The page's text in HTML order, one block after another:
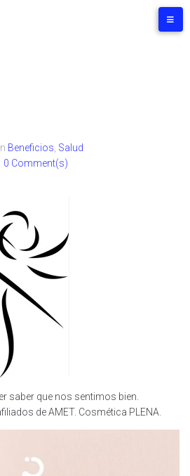
In Beneficios Salud
0 Comment(s)
saber que nos sentimos bien.
de AMET. Cosmética PLENA.